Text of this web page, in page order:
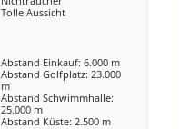
Tolle Aussicht
Abstand Einkauf: 6.000 m
Abstand Golfplatz: 23.000
m
Abstand Schwimmhalle:
25.000 m
Abstand Küste: 2.500 m